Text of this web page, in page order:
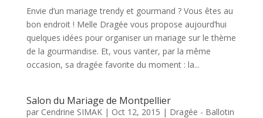
Envie d’un mariage trendy et gourmand ? Vous êtes au
bon endroit ! Melle Dragée vous propose aujourd’hui
quelques idées pour organiser un mariage sur le thème
de la gourmandise. Et, vous vanter, par la même
occasion, sa dragée favorite du moment : la...
Salon du Mariage de Montpellier
par Cendrine SIMAK| Oct 12, 2015 | Dragée - Ballotin